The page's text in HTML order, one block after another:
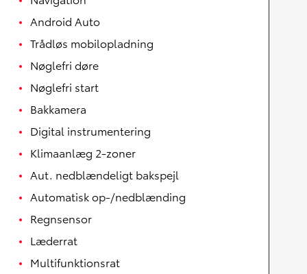
Android Auto
Trådløs mobilopladning
Nøglefri døre
Nøglefri start
Bakkamera
Digital instrumentering
Klimaanlæg 2-zoner
Aut. nedblændeligt bakspejl
Automatisk op-/nedblænding
Regnsensor
Læderrat
Multifunktionsrat